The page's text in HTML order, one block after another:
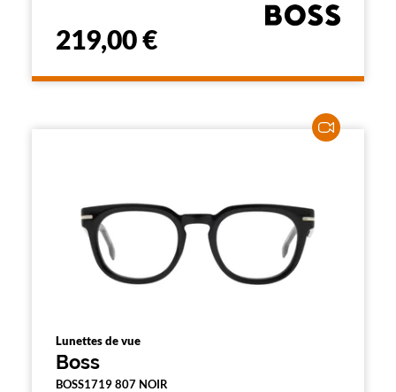
219,00 €
Lunettes de vue
Boss
BOSS1719 807 NOIR